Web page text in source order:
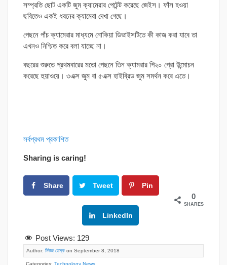
সম্প্রতি ছোট একটি জুম ক্যামেরার পেটেন্ট করেছে জেইস। ফাঁস হওয়া
ছবিতেও একই ধরনের ক্যামেরা দেখা গেছে।
পেছনে পাঁচ ক্যামেরার মাধ্যমে নোকিয়া ডিভাইসটিতে কী কাজ করা যাবে তা
এখনও নিশ্চিত করে বলা যাচ্ছে না।
বছরের শুরুতে প্রথমবারের মতো পেছনে তিন ক্যামরার পি২০ প্রো উন্মোচন
করেছে হুয়াওয়ে। ৩এক্স জুম বা ৫এক্স হাইব্রিড জুম সমর্থন করে এতে।
সর্বপ্রথম প্রকাশিত
Sharing is caring!
Share Tweet Pin
LinkedIn
0
SHARES
Post Views: 129
Author: নিউজ ডেস্ক on September 8, 2018
Categories: Technology News